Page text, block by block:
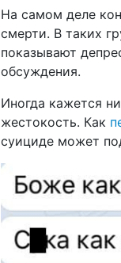
На самом деле
смерти. В таких
показывают
обсуждения.
Иногда кажется
жестокость. Как
суициде может